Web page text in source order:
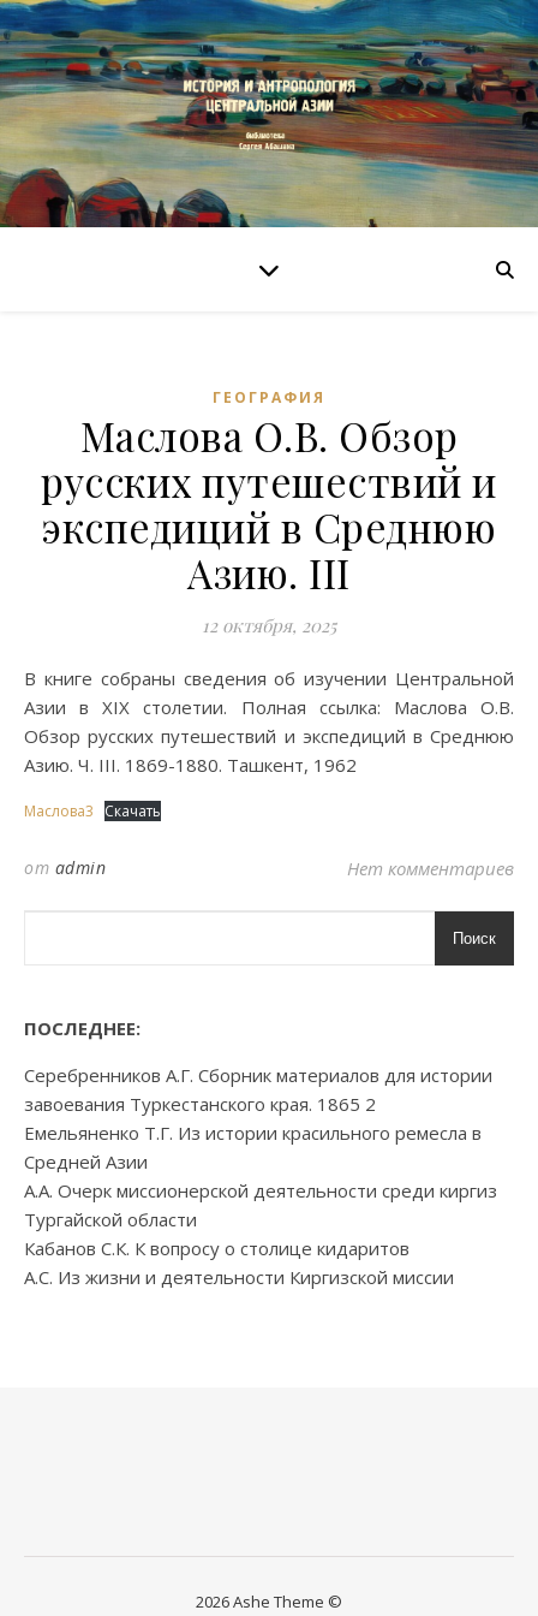
ГЕОГРАФИЯ
Маслова О.В. Обзор
русских путешествий и
экспедиций в Среднюю
Азию. III
12 октября, 2025
В книге собраны сведения об изучении Центральной
Азии в XIX столетии. Полная ссылка: Маслова О.В.
Обзор русских путешествий и экспедиций в Среднюю
Азию. Ч. III. 1869-1880. Ташкент, 1962
Маслова3 Скачать
от admin Нет комментариев
Поиск
ПОСЛЕДНЕЕ:
Серебренников А.Г. Сборник материалов для истории
завоевания Туркестанского края. 1865 2
Емельяненко Т.Г. Из истории красильного ремесла в
Средней Азии
А.А. Очерк миссионерской деятельности среди киргиз
Тургайской области
Кабанов С.К. К вопросу о столице кидаритов
А.С. Из жизни и деятельности Киргизской миссии
2026 Ashe Theme ©